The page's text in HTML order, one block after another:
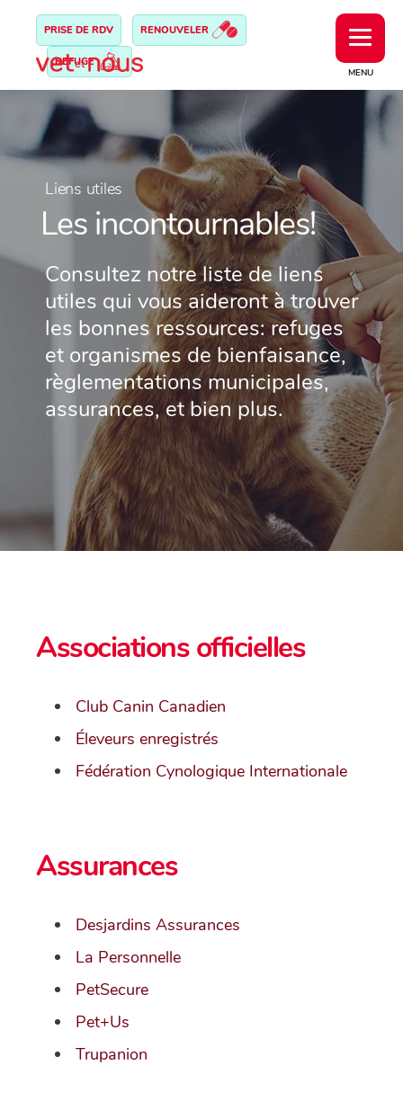
MENU
PRISE DE RDV RENOUVELER
REFUGE
Liens utiles
Les incontournables!
Consultez notre liste de liens
utiles qui vous aideront à trouver
les bonnes ressources: refuges
et organismes de bienfaisance,
règlementations municipales,
assurances, et bien plus.
Associations officielles
Club Canin Canadien
Éleveurs enregistrés
Fédération Cynologique Internationale
Assurances
Desjardins Assurances
La Personnelle
PetSecure
Pet+Us
Trupanion